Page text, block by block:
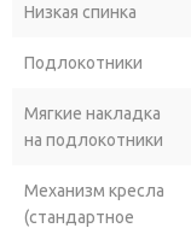
Низкая спинка
Подлокотники
Мягкие накладка
на подлокотники
Механизм кресла
(стандартное